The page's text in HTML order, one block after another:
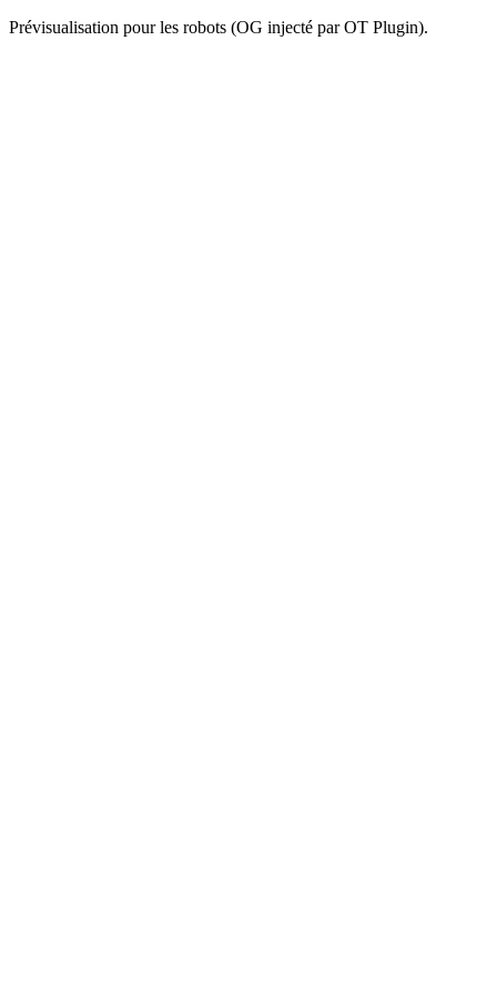
Prévisualisation pour les robots (OG injecté par OT Plugin).